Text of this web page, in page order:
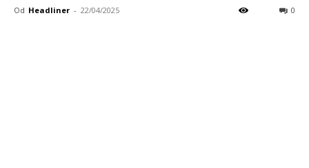
Od Headliner - 22/04/2025 0